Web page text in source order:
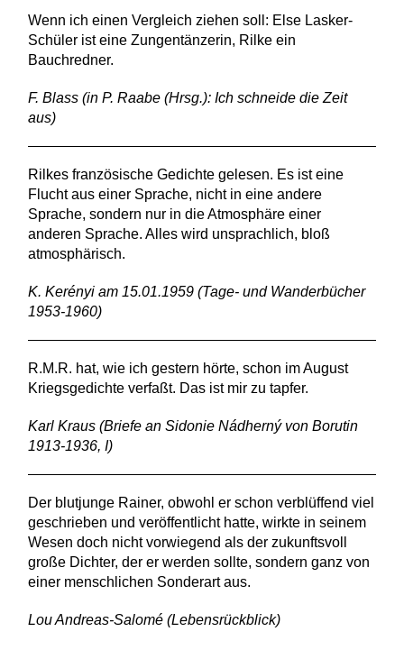
Wenn ich einen Vergleich ziehen soll: Else Lasker-
Schüler ist eine Zungentänzerin, Rilke ein
Bauchredner.
F. Blass (in P. Raabe (Hrsg.): Ich schneide die Zeit
aus)
Rilkes französische Gedichte gelesen. Es ist eine
Flucht aus einer Sprache, nicht in eine andere
Sprache, sondern nur in die Atmosphäre einer
anderen Sprache. Alles wird unsprachlich, bloß
atmosphärisch.
K. Kerényi am 15.01.1959 (Tage- und Wanderbücher
1953-1960)
R.M.R. hat, wie ich gestern hörte, schon im August
Kriegsgedichte verfaßt. Das ist mir zu tapfer.
Karl Kraus (Briefe an Sidonie Nádherný von Borutin
1913-1936, I)
Der blutjunge Rainer, obwohl er schon verblüffend viel
geschrieben und veröffentlicht hatte, wirkte in seinem
Wesen doch nicht vorwiegend als der zukunftsvoll
große Dichter, der er werden sollte, sondern ganz von
einer menschlichen Sonderart aus.
Lou Andreas-Salomé (Lebensrückblick)